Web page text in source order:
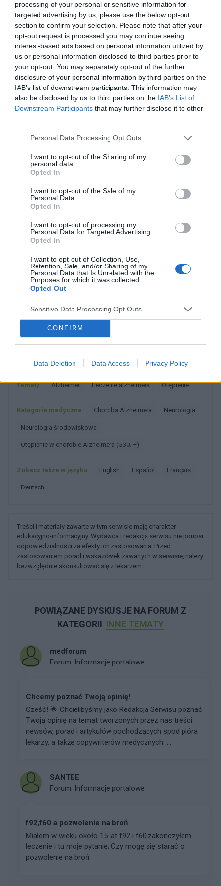
processing of your personal or sensitive information for
targeted advertising by us, please use the below opt-out
section to confirm your selection. Please note that after your
opt-out request is processed you may continue seeing
interest-based ads based on personal information utilized by
us or personal information disclosed to third parties prior to
your opt-out. You may separately opt-out of the further
disclosure of your personal information by third parties on the
IAB’s list of downstream participants. This information may
also be disclosed by us to third parties on the IAB’s List of
Downstream Participants that may further disclose it to other
Personal Data Processing Opt Outs
I want to opt-out of the Sharing of my
personal data.
Opted In
I want to opt-out of the Sale of my
Personal Data.
Opted In
I want to opt-out of processing my
Personal Data for Targeted Advertising.
Opted In
I want to opt-out of Collection, Use,
Retention, Sale, and/or Sharing of my
Personal Data that Is Unrelated with the
Purposes for which it was collected.
Opted Out
Sensitive Data Processing Opt Outs
CONFIRM
Data Deletion Data Access Privacy Policy
pojedynczego napadu drgawkowego (do 2009
roku 20 takich przypadków na świecie).
Przeciwwskazania:
Ewentualne przeciwwskazania do terapii omawiane
są indywidualnie z lekarzem w trakcie kwalifikacji do
leczenia. Jedynym bezwzględnym
przeciwwskazaniem do terapii jest obecność
implantowanych metalowych urządzeń
i stymulatorów medycznych w pobliżu cewki
stymulującej (odłamki metalowe, klipsy
naczyniowe, szwy metalowe, neurostymulator
Dobry tekst? Udostępnij go na Facebooku?
Chcesz być na bieżąco? Obserwuj nas
POWIĄZANE
Tematy Alzheimer Leczenie alzheimera Otępienie
Kategorie medyczne Choroba Alzheimera Neurologia
Neurologia środowiskowa
Otępienie w chorobie Alzheimera (G30.-+)
Zobacz także w języku english español français
deutsch
Treści i materiały zawarte w tym serwisie mają charakter
edukacyjno-informacyjny. Wydawca i redakcja serwisu nie ponosi
odpowiedzialności za efekty ich zastosowania. Przed
zastosowaniem porad i wskazówek zawartych w serwisie, należy
bezwzględnie skonsultować się z lekarzem.
POWIĄZANE DYSKUSJE NA FORUM Z
KATEGORII INNE TEMATY
medforum
Forum: Informacje portalowe
Chcemy poznać Twoją opinię!
Cześć! 🌟 Chcielibyśmy jako Redakcja Serwisu poznać
Twoją opinię na temat tworzonych przez nas treści:
newsów, porad i artykułów pochodzących spod pióra
lekarzy, a także copywriterów medycznych. ...
SANTEE
Forum: Informacje portalowe
f92,f60 a pozwolenie na broń
Miałem w wieku około 15 lat f92 i f60,zakonczyłem
leczenie i tu moje pytanie; Czy mogę się starać o
pozwolenie na broń